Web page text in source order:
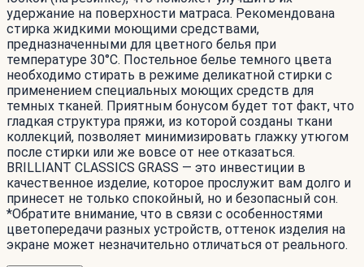
удержание на поверхности матраса. Рекомендована
стирка жидкими моющими средствами,
предназначенными для цветного белья при
температуре 30°С. Постельное белье темного цвета
необходимо стирать в режиме деликатной стирки с
применением специальных моющих средств для
темных тканей. Приятным бонусом будет тот факт, что
гладкая структура пряжи, из которой созданы ткани
коллекций, позволяет минимизировать глажку утюгом
после стирки или же вовсе от нее отказаться.
BRILLIANT CLASSICS GRASS — это инвестиции в
качественное изделие, которое прослужит вам долго и
принесет не только спокойный, но и безопасный сон.
*Обратите внимание, что в связи с особенностями
цветопередачи разных устройств, оттенок изделия на
экране может незначительно отличаться от реального.